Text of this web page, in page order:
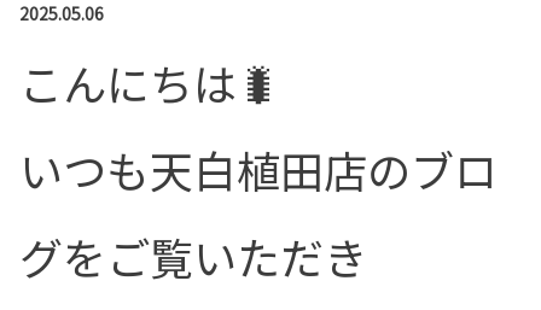
2025.05.06
こんにちは🐛
いつも天白植田店のブロ
グをご覧いただき